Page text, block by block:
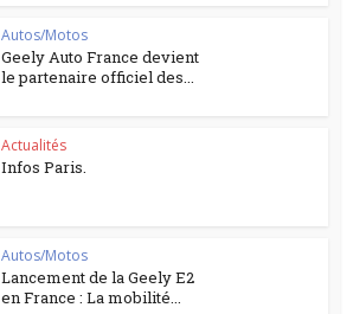
Autos/Motos
Geely Auto France devient
le partenaire officiel des...
Actualités
Infos Paris.
Autos/Motos
Lancement de la Geely E2
en France : La mobilité...